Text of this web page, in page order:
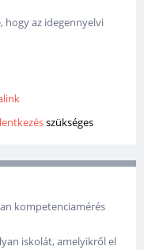
hogy az idegennyelvi
szükséges
kompetenciamérés
iskolát, amelyikről el